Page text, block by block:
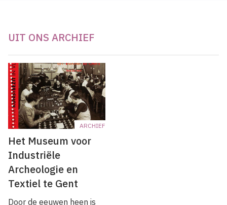
UIT ONS ARCHIEF
ARCHIEF
Het Museum voor
Industriële
Archeologie en
Textiel te Gent
Door de eeuwen heen is